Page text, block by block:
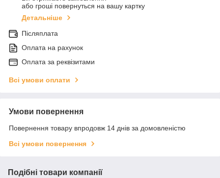
або гроші повернуться на вашу картку
Детальніше
Післяплата
Оплата на рахунок
Оплата за реквізитами
Всі умови оплати
Умови повернення
Повернення товару впродовж 14 днів за домовленістю
Всі умови повернення
Подібні товари компанії